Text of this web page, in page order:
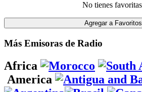
No tienes
Más Emisoras de Radio
Africa
America